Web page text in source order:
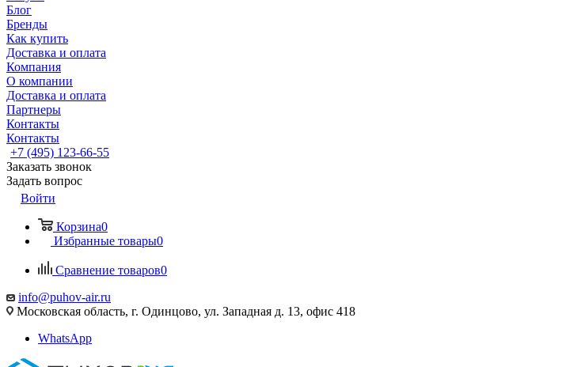
Блог
Бренды
Как купить
Доставка и оплата
Компания
О компании
Доставка и оплата
Партнеры
Контакты
Контакты
+7 (495) 123-66-55
Заказать звонок
Задать вопрос
Войти
Корзина0
Избранные товары0
Сравнение товаров0
info@puhov-air.ru
Московская область, г. Одинцово, ул. Западная д. 13, офис 418
WhatsApp